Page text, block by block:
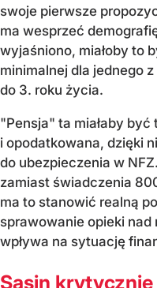
swoje pierwsze
ma wesprzeć
wyjaśniono, miałoby to
minimalnej dla jednego
do 3. roku życia.
"Pensja" ta miałaby być
i opodatkowana, dzięki
do ubezpieczenia w
zamiast świadczenia
ma to stanowić realną
sprawowanie opieki nad
wpływa na sytuację
Sasin krytycznie